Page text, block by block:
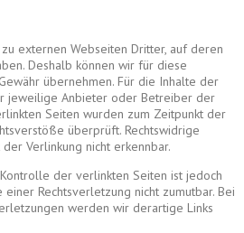
externen Webseiten Dritter, auf deren
Deshalb können wir für diese
übernehmen. Für die Inhalte der
jeweilige Anbieter oder Betreiber der
Seiten wurden zum Zeitpunkt der
überprüft. Rechtswidrige
Verlinkung nicht erkennbar.
der verlinkten Seiten ist jedoch
Rechtsverletzung nicht zumutbar. Bei
werden wir derartige Links